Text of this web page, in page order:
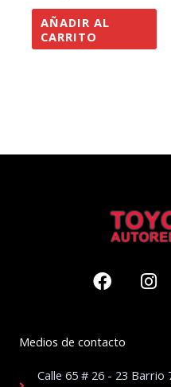
AÑADIR AL
CARRITO
Facebook
Medios de contacto
Calle 65 # 26 - 23